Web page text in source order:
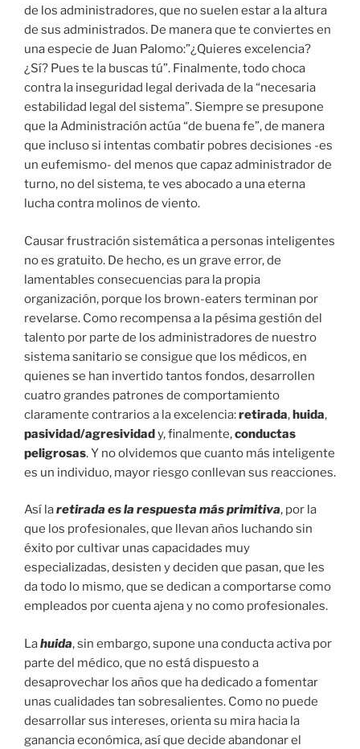
de los administradores, que no suelen estar a la altura
de sus administrados. De manera que te conviertes en
una especie de Juan Palomo:”¿Quieres excelencia?
¿Sí? Pues te la buscas tú”. Finalmente, todo choca
contra la inseguridad legal derivada de la “necesaria
estabilidad legal del sistema”. Siempre se presupone
que la Administración actúa “de buena fe”, de manera
que incluso si intentas combatir pobres decisiones -es
un eufemismo- del menos que capaz administrador de
turno, no del sistema, te ves abocado a una eterna
lucha contra molinos de viento.
Causar frustración sistemática a personas inteligentes
no es gratuito. De hecho, es un grave error, de
lamentables consecuencias para la propia
organización, porque los brown-eaters terminan por
revelarse. Como recompensa a la pésima gestión del
talento por parte de los administradores de nuestro
sistema sanitario se consigue que los médicos, en
quienes se han invertido tantos fondos, desarrollen
cuatro grandes patrones de comportamiento
claramente contrarios a la excelencia:retirada,huida,
pasividad/agresividady, finalmente,conductas
peligrosas. Y no olvidemos que cuanto más inteligente
es un individuo, mayor riesgo conllevan sus reacciones.
Así laretirada es la respuesta más primitiva, por la
que los profesionales, que llevan años luchando sin
éxito por cultivar unas capacidades muy
especializadas, desisten y deciden que pasan, que les
da todo lo mismo, que se dedican a comportarse como
empleados por cuenta ajena y no como profesionales.
Lahuida, sin embargo, supone una conducta activa por
parte del médico, que no está dispuesto a
desaprovechar los años que ha dedicado a fomentar
unas cualidades tan sobresalientes. Como no puede
desarrollar sus intereses, orienta su mira hacia la
ganancia económica, así que decide abandonar el